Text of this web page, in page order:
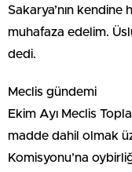
Sakarya’nın kendine
muhafaza edelim.
dedi.
Meclis gündemi
Ekim Ayı Meclis
madde dahil olmak
Komisyonu’na